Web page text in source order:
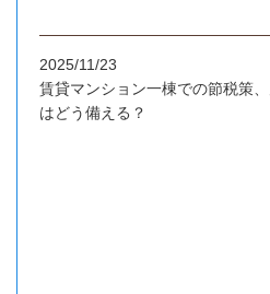
2025/11/23
賃貸マンション一棟での節税策
はどう備える？